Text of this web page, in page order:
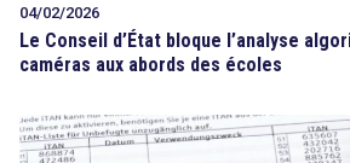
04/02/2026
Le Conseil d’État bloque l’analyse
caméras aux abords des écoles